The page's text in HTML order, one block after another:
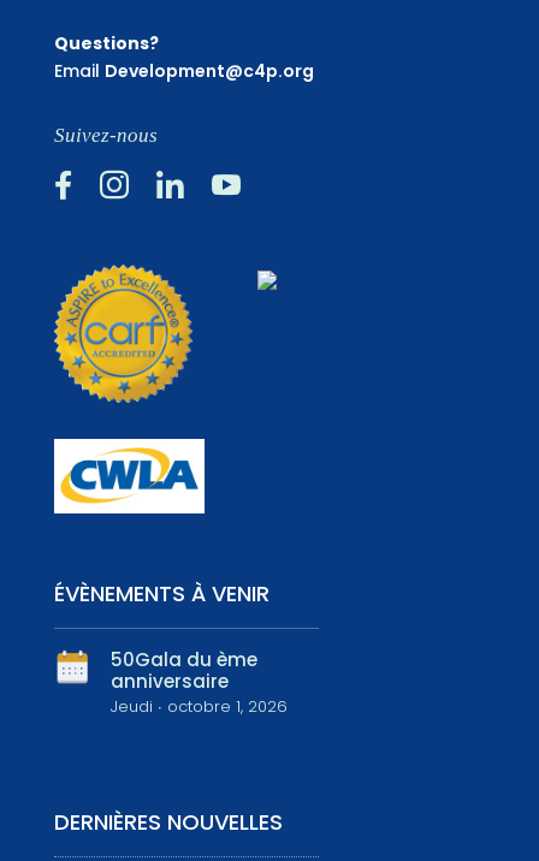
Questions?
Email Development@c4p.org
Suivez-nous
   
ÉVÈNEMENTS À VENIR
50Gala du ème
anniversaire
Jeudi ∙ octobre 1, 2026
DERNIÈRES NOUVELLES